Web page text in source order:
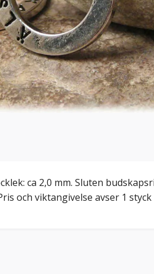
ca 2,0 mm. Sluten
och viktangivelse avser 1